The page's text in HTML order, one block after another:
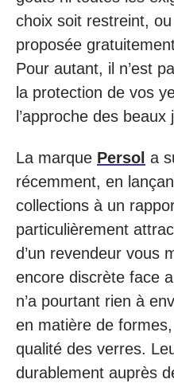
choix soit restreint,
proposée
Pour autant, il n’est
la protection de vos
l’approche des beaux
La marque Persol a
récemment, en
collections à un
particulièrement
d’un revendeur vous
encore discrète face
n’a pourtant rien à
en matière de
qualité des verres.
durablement auprès